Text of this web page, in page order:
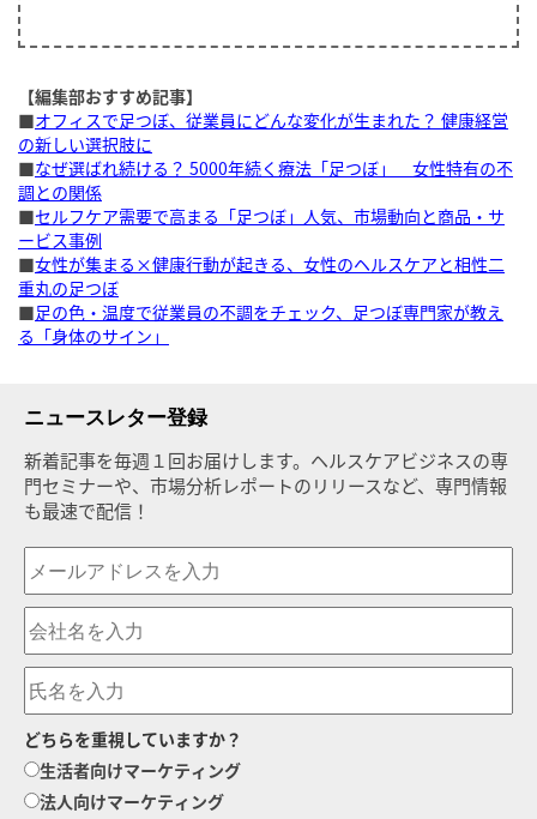
【編集部おすすめ記事】
■オフィスで足つぼ、従業員にどんな変化が生まれた？ 健康経営
の新しい選択肢に
■なぜ選ばれ続ける？ 5000年続く療法「足つぼ」 女性特有の不
調との関係
■セルフケア需要で高まる「足つぼ」人気、市場動向と商品・サ
ービス事例
■女性が集まる×健康行動が起きる、女性のヘルスケアと相性二
重丸の足つぼ
■足の色・温度で従業員の不調をチェック、足つぼ専門家が教え
る「身体のサイン」
ニュースレター登録
新着記事を毎週１回お届けします。ヘルスケアビジネスの専
門セミナーや、市場分析レポートのリリースなど、専門情報
も最速で配信！
どちらを重視していますか？
生活者向けマーケティング
法人向けマーケティング